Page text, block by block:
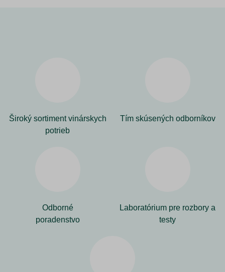
Široký sortiment vinárskych
potrieb
Tím skúsených odborníkov
Odborné
poradenstvo
Laboratórium pre rozbory a
testy